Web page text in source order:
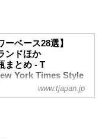
ーベース28選】
ンドほか
まとめ - T
York Times Style
www.tjapan.jp